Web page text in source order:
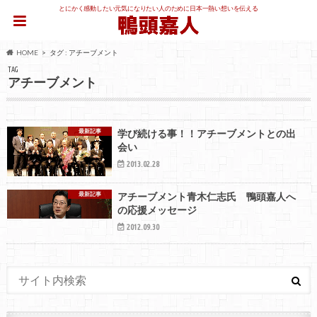
とにかく感動したい元気になりたい人のために日本一熱い想いを伝える
HOME タグ : アチーブメント
TAG
アチーブメント
最新記事
学び続ける事！！アチーブメントとの出
会い
2013.02.28
最新記事
アチーブメント青木仁志氏 鴨頭嘉人へ
の応援メッセージ
2012.09.30